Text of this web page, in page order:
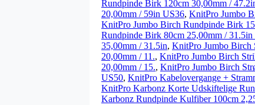
Rundpinde Birk 120cm 30,00mm /
20,00mm / 59in US36, KnitPro Jumbo
KnitPro Jumbo Birch Rundpinde Birk
Rundpinde Birk 80cm 25,00mm / 31.5in
35,00mm / 31.5in, KnitPro Jumbo Birch
20,00mm / 11., KnitPro Jumbo Birch
20,00mm / 15., KnitPro Jumbo Birch
US50, KnitPro Kabelovergange +
KnitPro Karbonz Korte Udskiftelige
Karbonz Rundpinde Kulfiber 100cm